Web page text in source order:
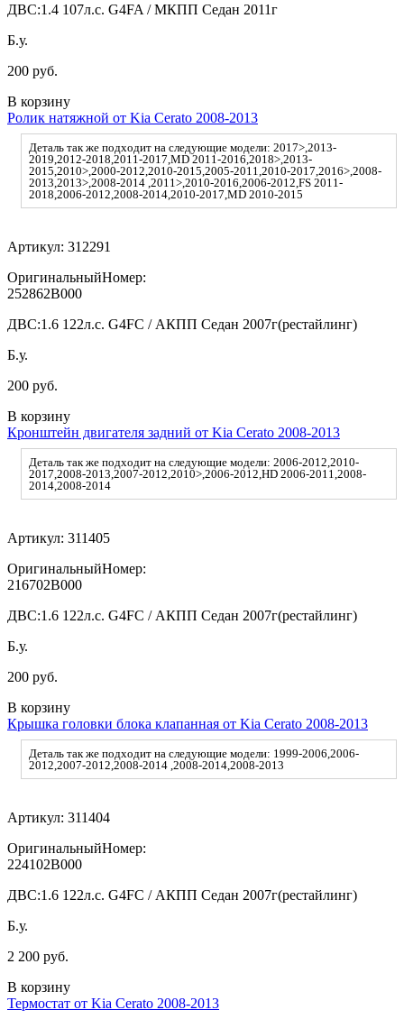
ДВС:1.4 107л.с. G4FA / МКПП Седан 2011г
Б.у.
200 руб.
В корзину
Ролик натяжной от Kia Cerato 2008-2013
Деталь так же подходит на следующие модели: 2017>,2013-
2019,2012-2018,2011-2017,MD 2011-2016,2018>,2013-
2015,2010>,2000-2012,2010-2015,2005-2011,2010-2017,2016>,2008-
2013,2013>,2008-2014 ,2011>,2010-2016,2006-2012,FS 2011-
2018,2006-2012,2008-2014,2010-2017,MD 2010-2015
Артикул: 312291
ОригинальныйНомер:
252862B000
ДВС:1.6 122л.с. G4FC / АКПП Седан 2007г(рестайлинг)
Б.у.
200 руб.
В корзину
Кронштейн двигателя задний от Kia Cerato 2008-2013
Деталь так же подходит на следующие модели: 2006-2012,2010-
2017,2008-2013,2007-2012,2010>,2006-2012,HD 2006-2011,2008-
2014,2008-2014
Артикул: 311405
ОригинальныйНомер:
216702B000
ДВС:1.6 122л.с. G4FC / АКПП Седан 2007г(рестайлинг)
Б.у.
200 руб.
В корзину
Крышка головки блока клапанная от Kia Cerato 2008-2013
Деталь так же подходит на следующие модели: 1999-2006,2006-
2012,2007-2012,2008-2014 ,2008-2014,2008-2013
Артикул: 311404
ОригинальныйНомер:
224102B000
ДВС:1.6 122л.с. G4FC / АКПП Седан 2007г(рестайлинг)
Б.у.
2 200 руб.
В корзину
Термостат от Kia Cerato 2008-2013